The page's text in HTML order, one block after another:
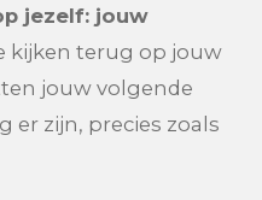
jezelf: jouw
kijken terug op jouw
jouw volgende
er zijn, precies zoals